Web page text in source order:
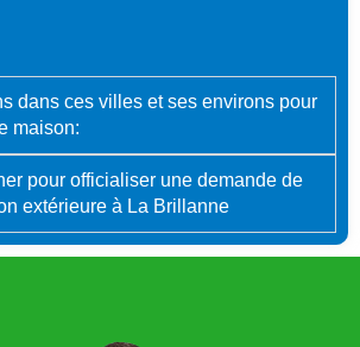
dans ces villes et ses environs pour
maison:
pour officialiser une demande de
extérieure à La Brillanne